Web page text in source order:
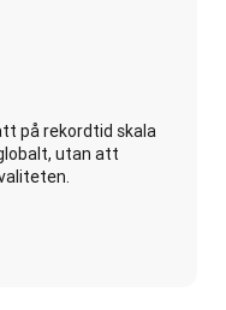
på rekordtid skala
utan att